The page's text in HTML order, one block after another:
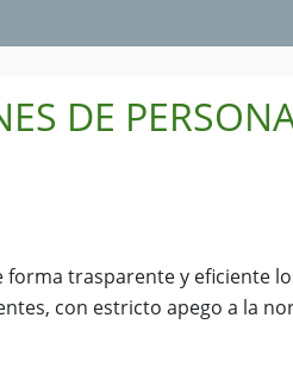
DE
forma trasparente y eficiente
con estricto apego a la